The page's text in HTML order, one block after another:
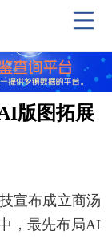
版图拓展
宣布成立商汤
，最先布局AI